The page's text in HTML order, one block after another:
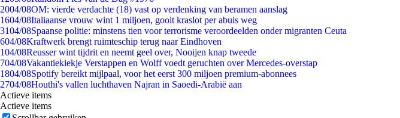
2004/08OM: vierde verdachte (18) vast op verdenking van beramen aanslag
1604/08Italiaanse vrouw wint 1 miljoen, gooit kraslot per abuis weg
3104/08Spaanse politie: minstens tien voor terrorisme veroordeelden onder migranten Ceuta
604/08Kraftwerk brengt ruimteschip terug naar Eindhoven
104/08Reusser wint tijdrit en neemt geel over, Nooijen knap tweede
704/08Vakantiekiekje Verstappen en Wolff voedt geruchten over Mercedes-overstap
1804/08Spotify bereikt mijlpaal, voor het eerst 300 miljoen premium-abonnees
2704/08Houthi's vallen luchthaven Najran in Saoedi-Arabië aan
Actieve items
Actieve items